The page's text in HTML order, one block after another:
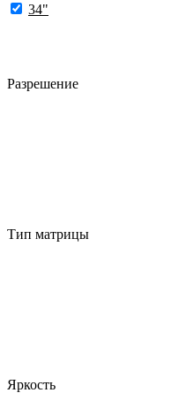
34"
Разрешение
Тип матрицы
Яркость